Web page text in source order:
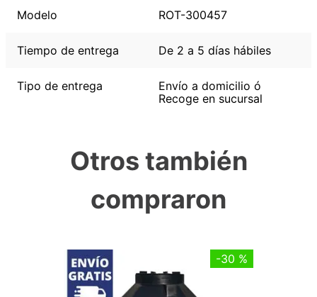
Modelo ROT-300457
Tiempo de entrega De 2 a 5 días hábiles
Tipo de entrega
Envío a domicilio ó
Recoge en sucursal
Otros también
compraron
-30 %